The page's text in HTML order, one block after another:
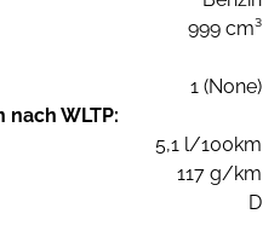
999 cm³
1 (None)
WLTP:
5,1 l/100km
117 g/km
D